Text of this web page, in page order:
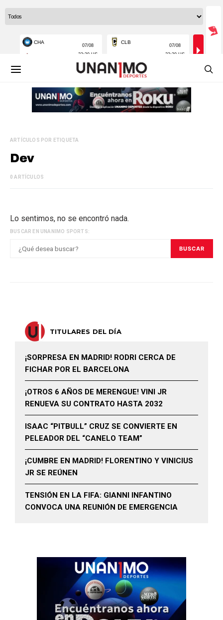
ARTÍCULOS POR ETIQUETA
Dev
0 ARTÍCULOS
Lo sentimos, no se encontró nada.
BUSCAR EN UNANIMO SPORTS:
BUSCAR
TITULARES DEL DÍA
¡SORPRESA EN MADRID! RODRI CERCA DE
FICHAR POR EL BARCELONA
¡OTROS 6 AÑOS DE MERENGUE! VINI JR
RENUEVA SU CONTRATO HASTA 2032
ISAAC “PITBULL” CRUZ SE CONVIERTE EN
PELEADOR DEL “CANELO TEAM”
¡CUMBRE EN MADRID! FLORENTINO Y VINICIUS
JR SE REÚNEN
TENSIÓN EN LA FIFA: GIANNI INFANTINO
CONVOCA UNA REUNIÓN DE EMERGENCIA